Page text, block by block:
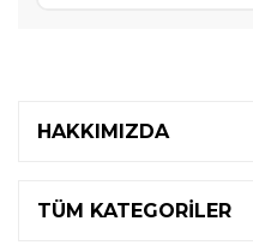
HAKKIMIZDA
TÜM KATEGORİLER